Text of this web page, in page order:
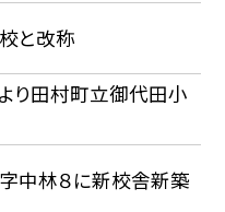
と改称
り田村町立御代田小
中林８に新校舎新築